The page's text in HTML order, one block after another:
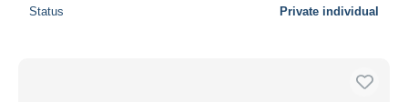
Status Private individual